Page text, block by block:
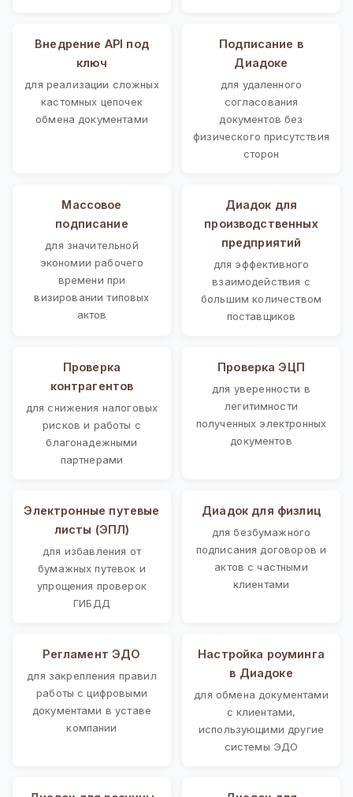
Внедрение API под
ключ
для реализации сложных
кастомных цепочек
обмена документами
Подписание в
Диадоке
для удаленного
согласования
документов без
физического присутствия
сторон
Массовое
подписание
для значительной
экономии рабочего
времени при
визировании типовых
актов
Диадок для
производственных
предприятий
для эффективного
взаимодействия с
большим количеством
поставщиков
Проверка
контрагентов
для снижения налоговых
рисков и работы с
благонадежными
партнерами
Проверка ЭЦП
для уверенности в
легитимности
полученных электронных
документов
Электронные путевые
листы (ЭПЛ)
для избавления от
бумажных путевок и
упрощения проверок
ГИБДД
Диадок для физлиц
для безбумажного
подписания договоров и
актов с частными
клиентами
Регламент ЭДО
для закрепления правил
работы с цифровыми
документами в уставе
компании
Настройка роуминга
в Диадоке
для обмена документами
с клиентами,
использующими другие
системы ЭДО